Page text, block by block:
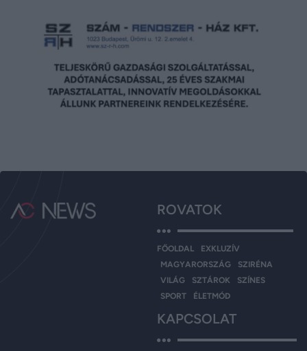
ROVATOK
FŐOLDAL
EXKLUZÍV
MAGYARORSZÁG
SZIRÉNA
VILÁG
SZTÁROK
SZÍNES
SPORT
ÉLETMÓD
KAPCSOLAT